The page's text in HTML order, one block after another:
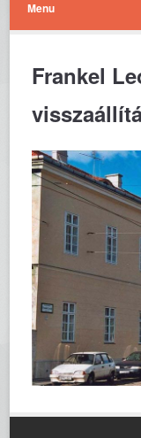
Menu
Frankel